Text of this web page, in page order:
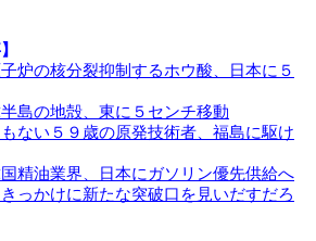
炉の核分裂抑制するホウ酸、日本に５
島の地殻、東に５センチ移動
ない５９歳の原発技術者、福島に駆け
精油業界、日本にガソリン優先供給へ
っかけに新たな突破口を見いだすだろ